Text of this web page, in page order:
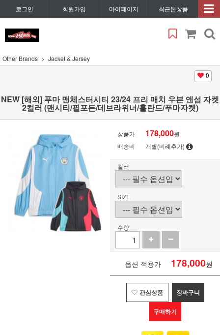
로그인 회원가입 마이페이지 최근본상품
Other Brands Jacket & Jersey
0
NEW [해외] 푸마 맨체스터시티 23/24 프리 매치 우븐 앤섬 자켓
2컬러 (맨시티/필포든/데브라위너/홀란드/푸마자켓)
상품가 178,000원
배송비
개별(비례추가)
컬러
SIZE
수량
옵션 적용가 178,000원
관심상품 장바구니
구매하기